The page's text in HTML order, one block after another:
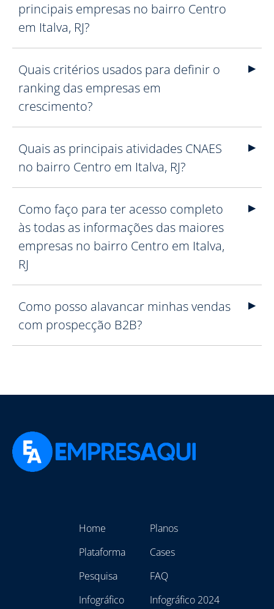
principais empresas no bairro Centro
em Italva, RJ?
Quais critérios usados para definir o
ranking das empresas em
crescimento?
Quais as principais atividades CNAES
no bairro Centro em Italva, RJ?
Como faço para ter acesso completo
às todas as informações das maiores
empresas no bairro Centro em Italva,
RJ
Como posso alavancar minhas vendas
com prospecção B2B?
Home
Plataforma
Pesquisa
Infográfico
Planos
Cases
FAQ
Infográfico 2024